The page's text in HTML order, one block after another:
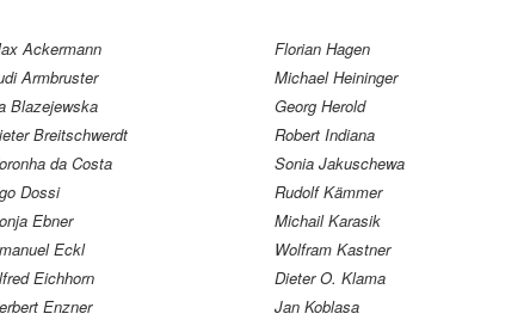
Ackermann
Armbruster
Blazejewska
Breitschwerdt
da Costa
Dossi
Ebner
Eckl
Eichhorn
Enzner
Florian Hagen
Michael Heininger
Georg Herold
Robert Indiana
Sonia Jakuschewa
Rudolf Kämmer
Michail Karasik
Wolfram Kastner
Dieter O. Klama
Jan Koblasa